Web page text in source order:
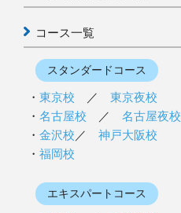
コース一覧
スタンダードコース
東京校 ／ 東京夜校
名古屋校 ／ 名古屋夜校
金沢校 ／ 神戸大阪校
福岡校
エキスパートコース